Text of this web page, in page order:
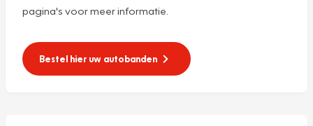
pagina's voor meer informatie.
Bestel hier uw autobanden